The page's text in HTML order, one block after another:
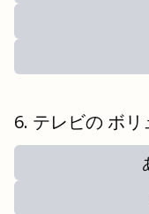
テレビの ボリ